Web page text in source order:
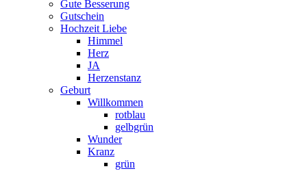
Gute Besserung
Gutschein
Hochzeit Liebe
Himmel
Herz
JA
Herzenstanz
Geburt
Willkommen
rotblau
gelbgrün
Wunder
Kranz
grün